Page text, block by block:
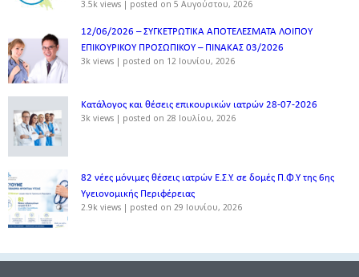
3.5k views | posted on 5 Αυγούστου, 2026
12/06/2026 – ΣΥΓΚΕΤΡΩΤΙΚΑ ΑΠΟΤΕΛΕΣΜΑΤΑ ΛΟΙΠΟΥ
ΕΠΙΚΟΥΡΙΚΟΥ ΠΡΟΣΩΠΙΚΟΥ – ΠΙΝΑΚΑΣ 03/2026
3k views | posted on 12 Ιουνίου, 2026
Κατάλογος και θέσεις επικουρικών ιατρών 28-07-2026
3k views | posted on 28 Ιουλίου, 2026
82 νέες μόνιμες θέσεις ιατρών Ε.Σ.Υ. σε δομές Π.Φ.Υ της 6ης
Υγειονομικής Περιφέρειας
2.9k views | posted on 29 Ιουνίου, 2026